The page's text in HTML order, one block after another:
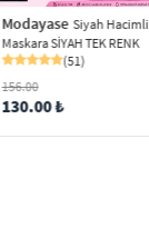
Modayase Siyah Hacimli
Maskara SİYAH TEK RENK
(51)
156.00
130.00 ₺